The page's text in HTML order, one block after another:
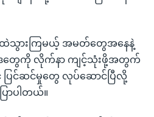
ားကြမယ့် အမတ်တွေအနေနဲ့
ဒတွေကို လိုက်နာ ကျင့်သုံးဖို့အတွက်
င်ဆင်မှုတွေ လုပ်ဆောင်ပြီလို့
ာပါတယ်။